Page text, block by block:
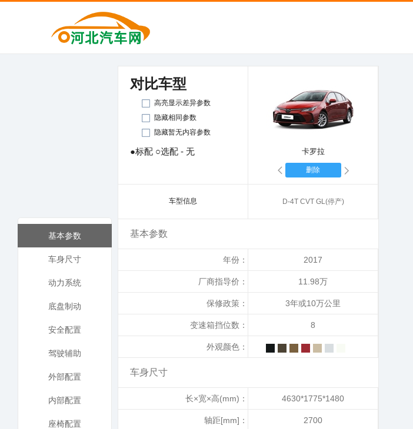
对比车型
高亮显示差异参数
隐藏相同参数
隐藏暂无内容参数
●标配 ○选配 - 无 卡罗拉
删除
车型信息 D-4T CVT GL(停产)
基本参数
年份： 2017
厂商指导价： 11.98万
保修政策： 3年或10万公里
变速箱挡位数： 8
外观颜色：
车身尺寸
长×宽×高(mm)： 4630*1775*1480
轴距[mm]： 2700
基本参数
车身尺寸
动力系统
底盘制动
安全配置
驾驶辅助
外部配置
内部配置
座椅配置